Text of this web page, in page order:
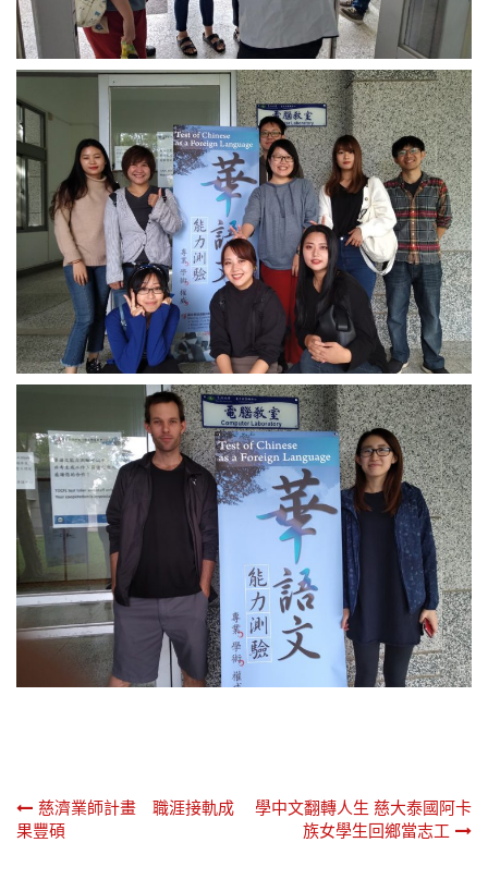
文慈濟業師計畫 職涯接軌成
果豐碩
學中文翻轉人生 慈大泰國阿卡
族女學生回鄉當志工